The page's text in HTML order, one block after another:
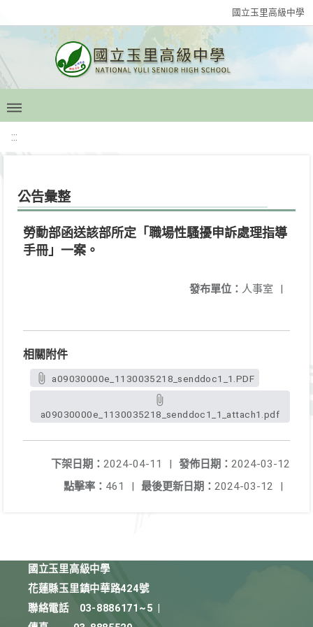
國立玉里高級中學
:::
公告彙整
勞動部函送該部所定「職場性騷擾申訴處理指導
手冊」一案。
發布單位： 人事室 |
相關附件
a09030000e_1130035218_senddoc1_1.PDF
a09030000e_1130035218_senddoc1_1_attach1.pdf
發佈日期： 2024-03-12
下架日期： 2024-04-11
|
最後更新日期： 2024-03-12 |
點擊率： 461 |
國立玉里高級中學
花蓮縣玉里鎮中華路424號
聯絡電話
03-8886171~5